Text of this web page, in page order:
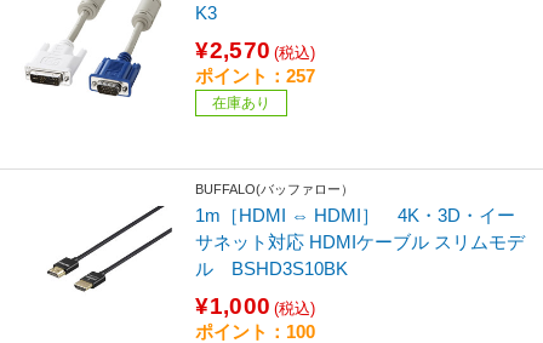
K3
¥2,570 (税込)
ポイント：257
在庫あり
BUFFALO(バッファロー）
1m［HDMI ⇔ HDMI］ 4K・3D・イー
サネット対応 HDMIケーブル スリムモデ
ル BSHD3S10BK
¥1,000 (税込)
ポイント：100